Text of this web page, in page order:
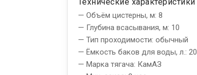
— Объём цистерны, м: 8
— Глубина всасывания, м: 10
— Тип проходимости: обычный
— Ёмкость баков для воды, л.: 20
— Марка тягача: КамАЗ